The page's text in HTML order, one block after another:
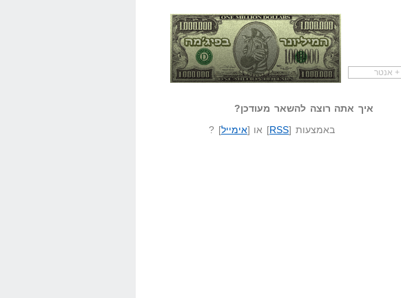
שאל שאלה המיליונר בפיג'מה שיווק שותפיםאיך אתה רוצה להשאר מעודכן?
באמצעות [RSS] או [אימייל] ?